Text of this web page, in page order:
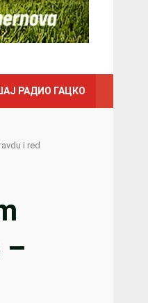
РАДИО ГАЦКО
i red
–